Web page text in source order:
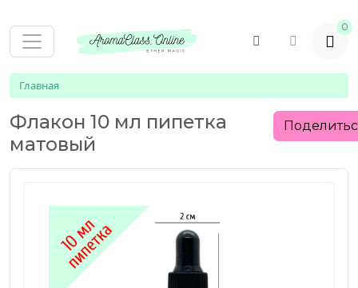
0
Главная
Флакон 10 мл пипетка
матовый